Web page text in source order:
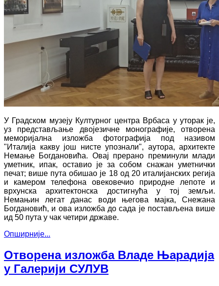
У Градском музеју Културног центра Врбаса у уторак је,
уз представљање двојезичне монографије, отворена
меморијална изложба фотографија под називом
"Италија какву још нисте упознали", аутора, архитекте
Немање Богдановића. Овај прерано преминули млади
уметник, ипак, оставио је за собом снажан уметнички
печат; више пута обишао је 18 од 20 италијанских регија
и камером телефона овековечио природне лепоте и
врхунска архитектонска достигнућа у тој земљи.
Немањин легат данас води његова мајка, Снежана
Богдановић, и ова изложба до сада је постављена више
ид 50 пута у чак четири државе.
Опширније...
Отворена изложба Владе Њарадија
у Галерији СУЛУВ